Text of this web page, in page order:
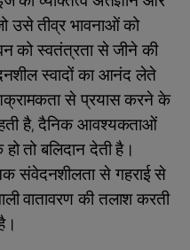
उसे तीव्र भावनाओं को
को स्वतंत्रता से जीने की
स्वादों का आनंद लेते
से प्रयास करने के
है, दैनिक आवश्यकताओं
तो बलिदान देती है।
संवेदनशीलता से गहराई से
वातावरण की तलाश करती